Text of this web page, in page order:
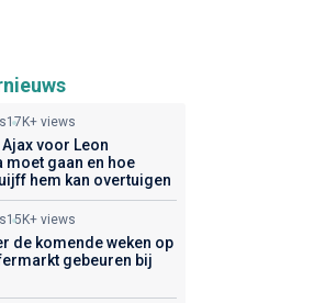
17K+ views
voor Leon
moet gaan en hoe
hem kan overtuigen
15K+ views
de komende weken op
gebeuren bij